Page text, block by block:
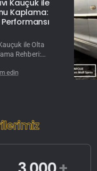
Kauçuk ile
Kaplama:
Performansı
ile Olta
Rehberi:
bir hobi değil,
edin